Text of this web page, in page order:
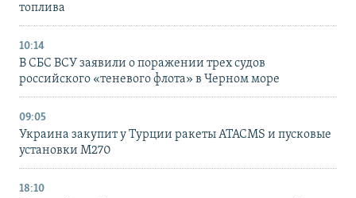
топлива
10:14
В СБС ВСУ заявили о поражении трех судов
российского «теневого флота» в Черном море
09:05
Украина закупит у Турции ракеты ATACMS и пусковые
установки M270
18:10